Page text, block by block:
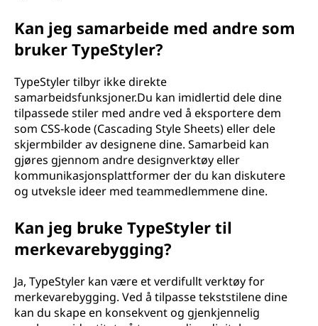
Kan jeg samarbeide med andre som
bruker TypeStyler?
TypeStyler tilbyr ikke direkte
samarbeidsfunksjoner.Du kan imidlertid dele dine
tilpassede stiler med andre ved å eksportere dem
som CSS-kode (Cascading Style Sheets) eller dele
skjermbilder av designene dine. Samarbeid kan
gjøres gjennom andre designverktøy eller
kommunikasjonsplattformer der du kan diskutere
og utveksle ideer med teammedlemmene dine.
Kan jeg bruke TypeStyler til
merkevarebygging?
Ja, TypeStyler kan være et verdifullt verktøy for
merkevarebygging. Ved å tilpasse tekststilene dine
kan du skape en konsekvent og gjenkjennelig